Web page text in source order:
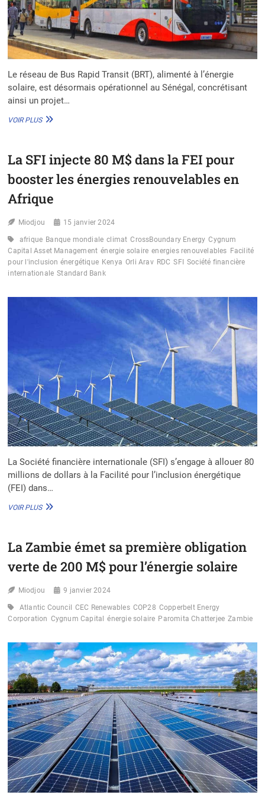
Le réseau de Bus Rapid Transit (BRT), alimenté à l’énergie
solaire, est désormais opérationnel au Sénégal, concrétisant
ainsi un projet…
VOIR PLUSINAUGURATION
SÉNÉGAL
UNE
MAJEURE
LA
MOBILITÉ
DURABLE
La SFI injecte 80 M$ dans la FEI pour
booster les énergies renouvelables en
Afrique
Miodjou 15 janvier 2024
afrique Banque mondiale climat CrossBoundary Energy Cygnum
Capital Asset Management énergie solaire energies renouvelables Facilité
pour l'inclusion énergétique Kenya Orli Arav RDC SFI Société financière
internationale Standard Bank
La Société financière internationale (SFI) s’engage à allouer 80
millions de dollars à la Facilité pour l’inclusion énergétique
(FEI) dans…
VOIR PLUSLA
M$
LA
POUR
LES
ÉNERGIES
EN
AFRIQUE
La Zambie émet sa première obligation
verte de 200 M$ pour l’énergie solaire
Miodjou 9 janvier 2024
Atlantic Council CEC Renewables COP28 Copperbelt Energy
Corporation Cygnum Capital énergie solaire Paromita Chatterjee Zambie